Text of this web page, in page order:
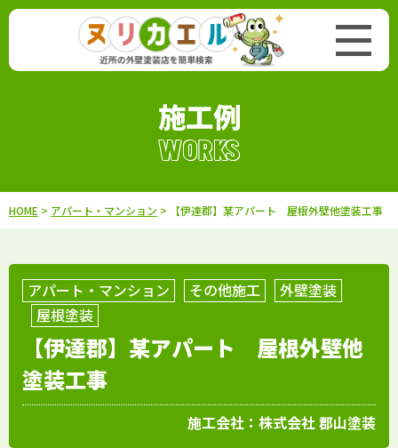
施工例
WORKS
HOME > アパート・マンション > 【伊達郡】某アパート 屋根外壁他塗装工事
アパート・マンション その他施工
外壁塗装
屋根塗装
【伊達郡】某アパート 屋根外壁他
塗装工事
施工会社： 株式会社 郡山塗装